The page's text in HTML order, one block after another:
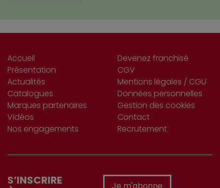
Accueil
Présentation
Actualités
Catalogues
Marques partenaires
Vidéos
Nos engagements
Devenez franchisé
CGV
Mentions légales / CGU
Données personnelles
Gestion des cookies
Contact
Recrutement
S’INSCRIRE